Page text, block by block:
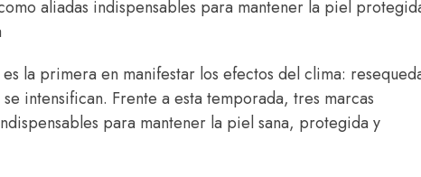
aliadas indispensables para mantener la piel
la primera en manifestar los efectos del clima:
intensifican. Frente a esta temporada, tres marcas
para mantener la piel sana, protegida y